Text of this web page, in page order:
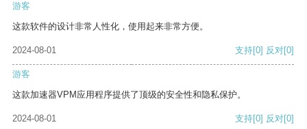
游客
这款软件的设计非常人性化，使用起来非常方便。
2024-08-01 支持[0] 反对[0]
游客
这款加速器VPM应用程序提供了顶级的安全性和隐私保护。
2024-08-01 支持[0] 反对[0]